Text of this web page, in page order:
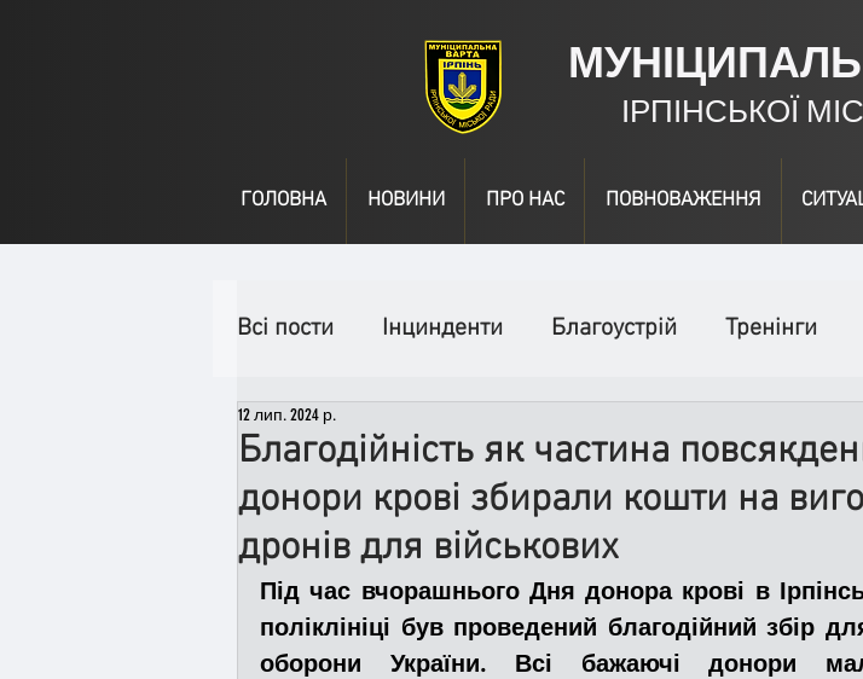
ІРПІНСЬКОЇ
ГОЛОВНА НОВИНИ ПРО НАС ПОВНОВАЖЕННЯ
Всі пости Інцинденти Благоустрій Тренінги
День народження
Спільні заходи Надзвичайні заходи
Медицина Новини ДТП Рятувальники
Благодійність як частина
донори крові збирали кошти на
дронів для військових
12 лип. 2024 р.
Під час вчорашнього Дня донора крові в
поліклініці був проведений благодійний збір
оборони України. Всі бажаючі донори